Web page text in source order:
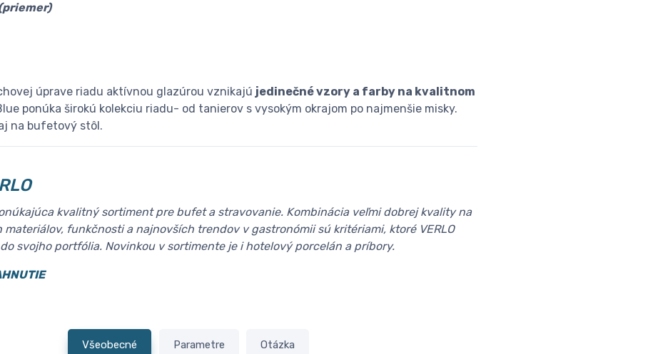
úprave riadu aktívnou glazúrou vznikajú jedinečné vzory a farby na kvalitnom
ponúka širokú kolekciu riadu- od tanierov s vysokým okrajom po najmenšie misky.
na bufetový stôl.
kvalitný sortiment pre bufet a stravovanie. Kombinácia veľmi dobrej kvality na
funkčnosti a najnovších trendov v gastronómii sú kritériami, ktoré VERLO
svojho portfólia. Novinkou v sortimente je i hotelový porcelán a príbory.
Všeobecné Parametre Otázka